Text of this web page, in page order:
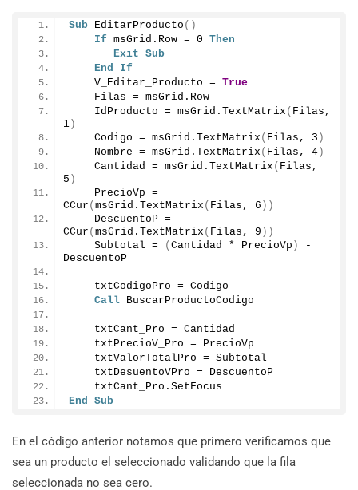
Sub EditarProducto ()
If msGrid. Row = 0 Then
Exit Sub
End
If
    V_Editar_Producto =
True
    Filas = msGrid.
Row
    IdProducto = msGrid.
TextMatrix (
1 )
    Codigo = msGrid.
TextMatrix ( Filas, 3 )
    Nombre = msGrid.
TextMatrix ( Filas, 4 )
    Cantidad = msGrid.
TextMatrix (
5 )
CCur ( msGrid. TextMatrix ( Filas, 6 ))
CCur ( msGrid. TextMatrix ( Filas, 9 ))
    Subtotal =
( Cantidad * PrecioVp )
-
DescuentoP
    txtCodigoPro = Codigo
Call BuscarProductoCodigo
    txtCant_Pro = Cantidad
    txtPrecioV_Pro = PrecioVp
    txtValorTotalPro = Subtotal
    txtDesuentoVPro = DescuentoP
    txtCant_Pro.
SetFocus
End Sub
En el código anterior notamos que primero verificamos que
sea un producto el seleccionado validando que la fila
seleccionada no sea cero.